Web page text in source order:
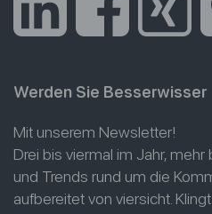
Werden Sie Besserwisser
Mit unserem Newsletter!
Drei bis viermal im Jahr,
und Trends rund um die
aufbereitet von viersicht.